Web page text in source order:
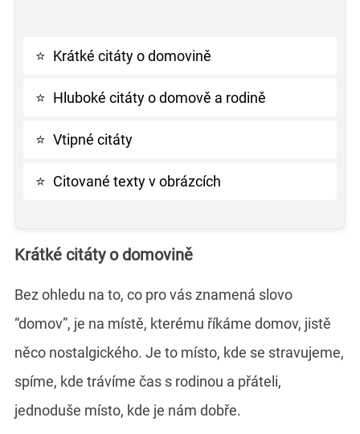
⭐ Krátké citáty o domovině
⭐ Hluboké citáty o domově a rodině
⭐ Vtipné citáty
⭐ Citované texty v obrázcích
Krátké citáty o domovině
Bez ohledu na to, co pro vás znamená slovo
“domov”, je na místě, kterému říkáme domov, jistě
něco nostalgického. Je to místo, kde se stravujeme,
spíme, kde trávíme čas s rodinou a přáteli,
jednoduše místo, kde je nám dobře.